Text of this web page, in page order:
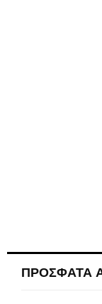
ΠΡΟΣΦΑΤΑ